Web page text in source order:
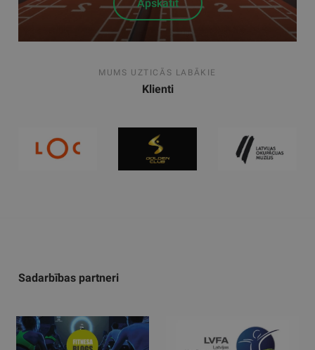
Apskatīt
MUMS UZTICĀS LABĀKIE
Klienti
Sadarbības partneri